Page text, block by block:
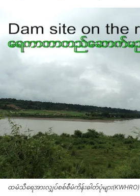
ထမံသီရေအားလျှပ်စစ်စီမံကိန်းဓါတ်ပုံများ(KWHRO)